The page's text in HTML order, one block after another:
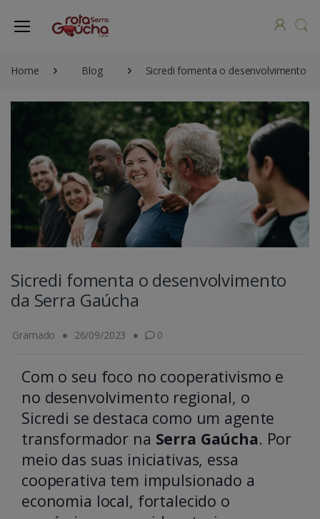
Home Blog Sicredi fomenta o desenvolvimento
Sicredi fomenta o desenvolvimento
da Serra Gaúcha
Gramado 26/09/2023 0
Com o seu foco no cooperativismo e
no desenvolvimento regional, o
Sicredi se destaca como um agente
transformador na Serra Gaúcha. Por
meio das suas iniciativas, essa
cooperativa tem impulsionado a
economia local, fortalecido o